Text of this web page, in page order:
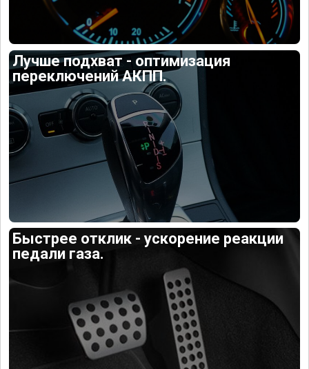
Лучше подхват - оптимизация
переключений АКПП.
Быстрее отклик - ускорение реакции
педали газа.